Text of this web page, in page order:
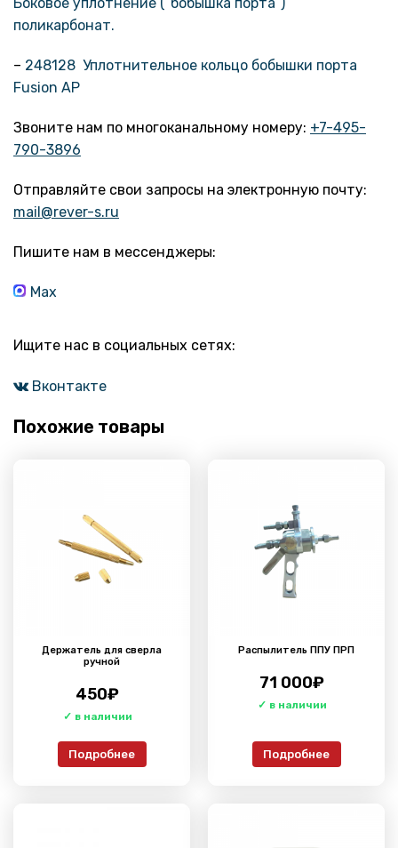
поликарбонат.
– 248128 Уплотнительное кольцо бобышки порта
Fusion AP
Звоните нам по многоканальному номеру: +7-495-
790-3896
Отправляйте свои запросы на электронную почту:
mail@rever-s.ru
Пишите нам в мессенджеры:
Max
Ищите нас в социальных сетях:
Вконтакте
Похожие товары
Держатель для сверла
ручной
450₽
Подробнее
Распылитель ППУ ПРП
71 000₽
Подробнее